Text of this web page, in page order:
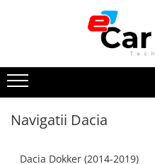
Summer sale
Navigatie dedicata
Navigatii Dacia
Dacia Dokker (2014-2019)